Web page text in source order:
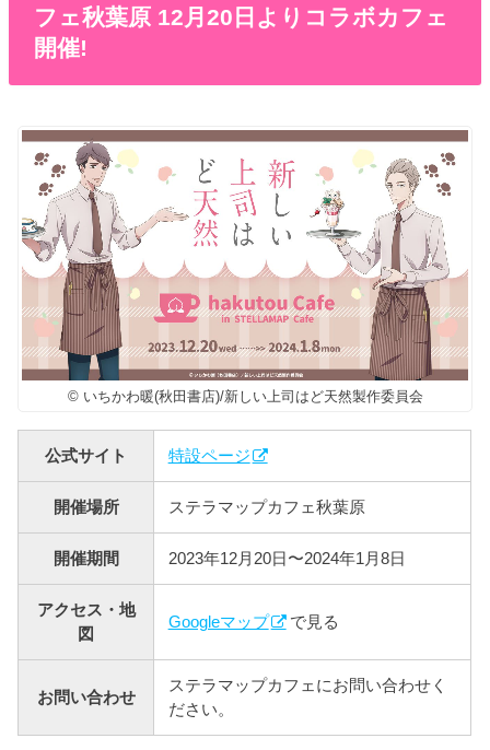
フェ秋葉原 12月20日よりコラボカフェ
開催!
© いちかわ暖(秋田書店)/新しい上司はど天然製作委員会
公式サイト 特設ページ
開催場所 ステラマップカフェ秋葉原
開催期間 2023年12月20日〜2024年1月8日
アクセス・地
図
Googleマップ で見る
お問い合わせ
ステラマップカフェにお問い合わせく
ださい。